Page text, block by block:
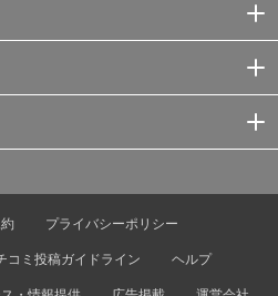
プライバシーポリシー
コミ投稿ガイドライン
ヘルプ